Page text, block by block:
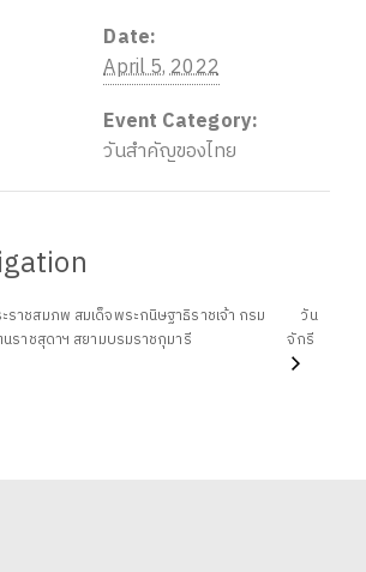
Date:
April 5, 2022
Event Category:
วันสำคัญของไทย
ราชสมภพ สมเด็จพระกนิษฐาธิราชเจ้า กรม
ราชสุดาฯ สยามบรมราชกุมารี
วัน
จักรี